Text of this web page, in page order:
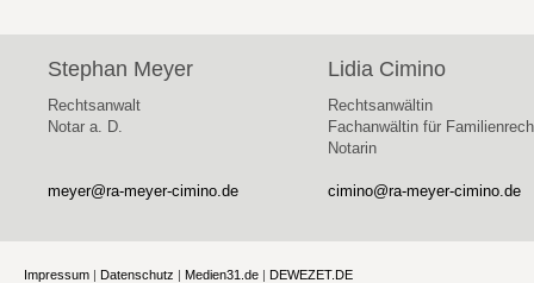
Stephan Meyer
Rechtsanwalt
Notar a. D.
meyer@ra-meyer-cimino.de
Lidia Cimino
Rechtsanwältin
Fachanwältin für
Notarin
cimino@ra-meyer-cimino.de
Impressum | Datenschutz | Medien31.de | DEWEZET.DE